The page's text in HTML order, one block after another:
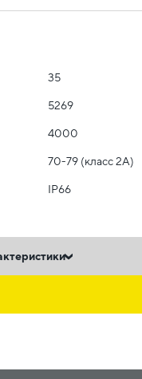
35
5269
4000
70-79 (класс 2A)
IP66